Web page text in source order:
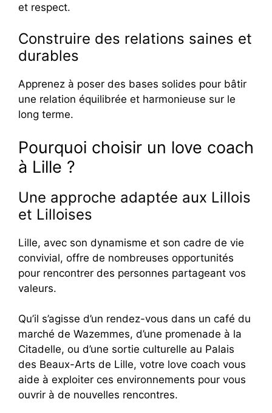
et respect.
Construire des relations saines et
durables
Apprenez à poser des bases solides pour bâtir
une relation équilibrée et harmonieuse sur le
long terme.
Pourquoi choisir un love coach
à Lille ?
Une approche adaptée aux Lillois
et Lilloises
Lille, avec son dynamisme et son cadre de vie
convivial, offre de nombreuses opportunités
pour rencontrer des personnes partageant vos
valeurs.
Qu’il s’agisse d’un rendez-vous dans un café du
marché de Wazemmes, d’une promenade à la
Citadelle, ou d’une sortie culturelle au Palais
des Beaux-Arts de Lille, votre love coach vous
aide à exploiter ces environnements pour vous
ouvrir à de nouvelles rencontres.